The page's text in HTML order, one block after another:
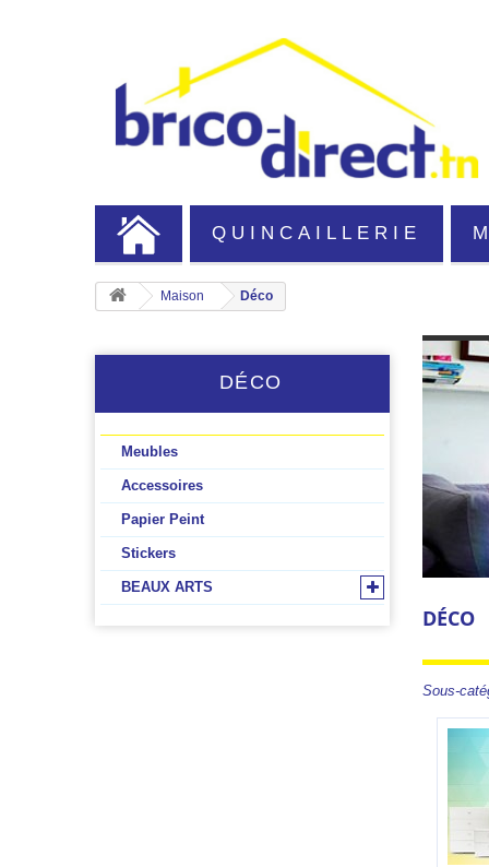
QUINCAILLERIE
Maison Déco
DÉCO
Meubles
Accessoires
Papier Peint
Stickers
BEAUX ARTS
DÉCO
Sous-